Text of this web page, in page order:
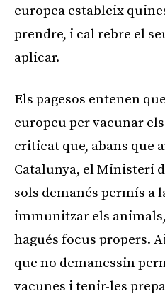
europea estableix
prendre, i cal rebre el
aplicar.
Els pagesos entenen
europeu per vacunar
criticat que, abans que
Catalunya, el Ministeri
sols demanés permís a
immunitzar els
hagués focus propers.
que no demanessin
vacunes i tenir-les